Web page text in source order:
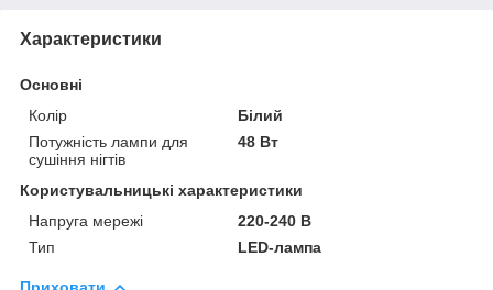
Характеристики
Основні
Колір
Білий
Потужність лампи для
сушіння нігтів
48 Вт
Користувальницькі характеристики
Напруга мережі
220-240 В
Тип
LED-лампа
Приховати